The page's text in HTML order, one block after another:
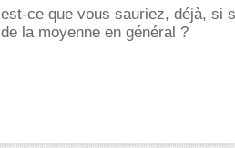
est-ce que vous sauriez, déjà, si
de la moyenne en général ?